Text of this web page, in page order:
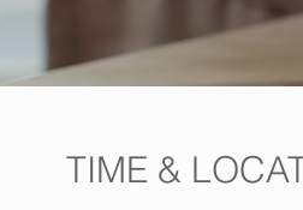
TIME &